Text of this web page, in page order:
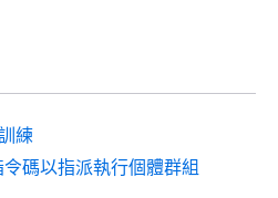
練
碼以指派執行個體群組